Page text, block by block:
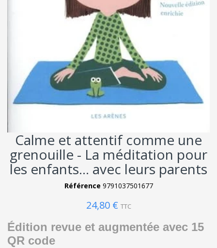
Calme et attentif comme une
grenouille - La méditation pour
les enfants... avec leurs parents
Référence 9791037501677
24,80 € TTC
Édition revue et augmentée avec 15
QR code